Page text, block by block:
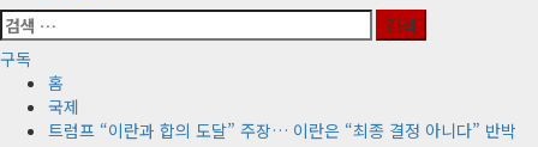
검
색:
구독
홈
국제
트럼프 “이란과 합의 도달” 주장… 이란은 “최종 결정 아니다” 반박